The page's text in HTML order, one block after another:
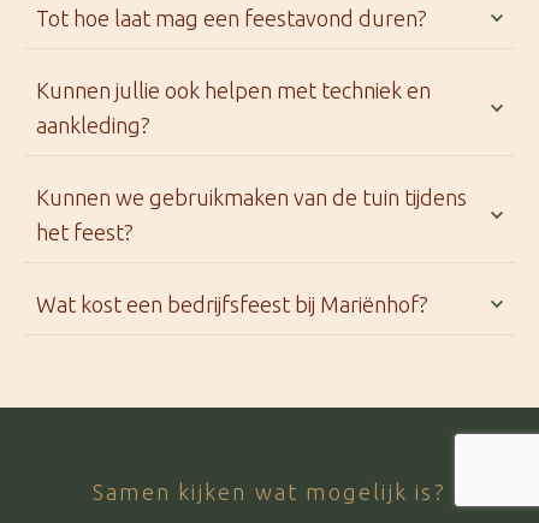
Tot hoe laat mag een feestavond duren?
Kunnen jullie ook helpen met techniek en
aankleding?
Kunnen we gebruikmaken van de tuin tijdens
het feest?
Wat kost een bedrijfsfeest bij Mariënhof?
Samen kijken wat mogelijk is?